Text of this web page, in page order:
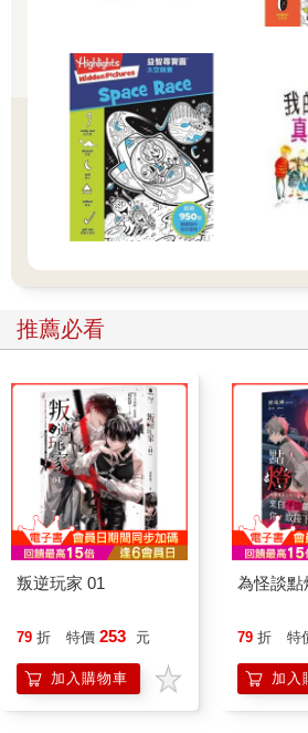
一宗離奇的失蹤案件，或某樁怪異的意
聽！」威農姨丈怒氣沖沖地說：「他竟
水！」），再下來是一架直升機差點在
後是一位知名女明星和她的名人丈夫的
八卦新聞。」佩妮阿姨不屑地說，但其
相關報導的雜誌，便會興致勃勃地看得
哈利向著火紅的黃昏天空閉上眼睛，新
後，目前住在巴恩斯利五羽的虎斑鸚鵡
一個保持清涼的辦法，牠學會滑水了！
大家做追蹤報導。」
哈利張開眼睛，連虎斑鸚鵡的新聞都報
體，準備從窗台底下爬出來。
他剛剛移動兩吋左右，幾件事忽然接二
砰的一聲巨響宛如槍聲般發出迴音，劃
一隻貓從一輛停著的汽車底下飛快竄出
叫，一聲怒喝，一陣從德思禮家客廳傳
個哈利等待已久的訊號，他跳起來，像
腰帶拔出一支細長的木製魔杖──還沒來
便撞上德思禮家打開的窗戶，砰的一聲
來。
哈利感覺他的腦袋好像裂成了兩半，痛
一下，試著集中視線，想看清楚剛才那
「拋──掉──它！」威農姨丈衝著哈利
要──讓別人──看到！」
「放──開──我！」哈利呼吸急促地說
推薦必看
叛逆玩家 01
79 折 特價 253 元
加入購物車
為怪談點
79 折 特
加入